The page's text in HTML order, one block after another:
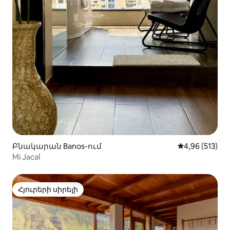
Բնակարան Banos-ում Միջին
4,96 (513)
Mi Jacal
Հյուրերի սիրելի
Հյուրերի սիրելի